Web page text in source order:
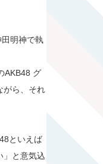
明神で執
AKB48 グ
がら、それ
といえば
」と意気込